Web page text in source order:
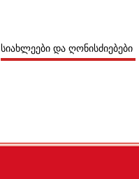
ᲡᲘᲐᲮᲚᲔᲔᲑᲘ ᲓᲐ ᲦᲝᲜᲘᲡᲫᲘᲔᲑᲔᲑᲘ